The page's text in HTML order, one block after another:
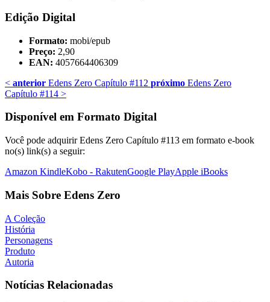
Edição Digital
Formato: mobi/epub
Preço: 2,90
EAN: 4057664406309
< anterior Edens Zero Capítulo #112 próximo Edens Zero
Capítulo #114 >
Disponível em Formato Digital
Você pode adquirir Edens Zero Capítulo #113 em formato e-book
no(s) link(s) a seguir:
Amazon KindleKobo - RakutenGoogle PlayApple iBooks
Mais Sobre Edens Zero
A Coleção
História
Personagens
Produto
Autoria
Notícias Relacionadas